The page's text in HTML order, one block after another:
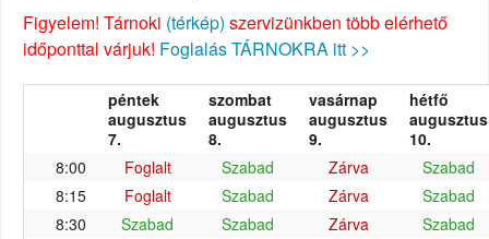
Figyelem! Tárnoki (térkép) szervizünkben több elérhető
időponttal várjuk! Foglalás TÁRNOKRA itt >>
péntek
augusztus
7.
szombat
augusztus
8.
vasárnap
augusztus
9.
hétfő
augusztus
10.
8:00
Foglalt Szabad Zárva
Szabad
8:15
Foglalt Szabad Zárva
Szabad
8:30
Szabad Szabad Zárva
Szabad